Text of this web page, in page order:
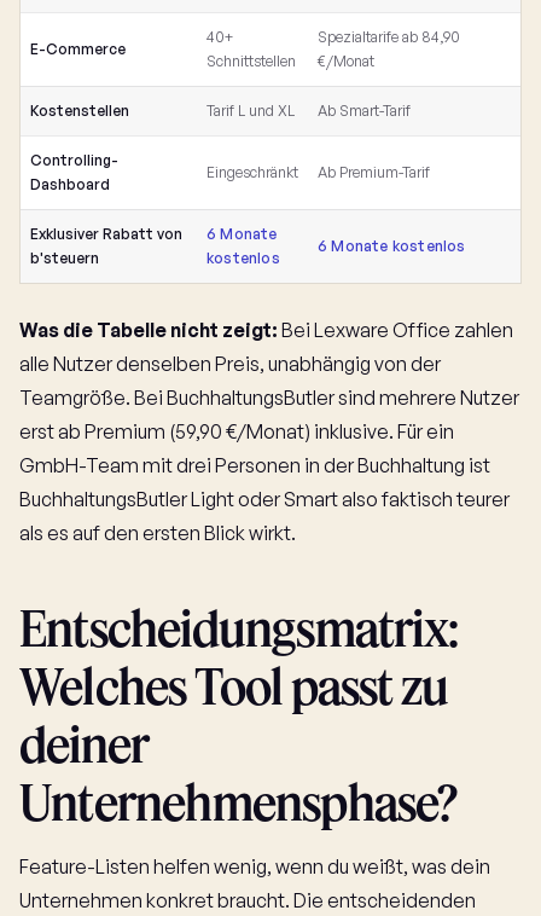
E-Commerce
40+
Schnittstellen
Spezialtarife ab 84,90
€/Monat
Kostenstellen Tarif L und XL Ab Smart-Tarif
Controlling-
Dashboard
Eingeschränkt Ab Premium-Tarif
Exklusiver Rabatt von
b'steuern
6 Monate
kostenlos
6 Monate kostenlos
Was die Tabelle nicht zeigt: Bei Lexware Office zahlen
alle Nutzer denselben Preis, unabhängig von der
Teamgröße. Bei BuchhaltungsButler sind mehrere Nutzer
erst ab Premium (59,90 €/Monat) inklusive. Für ein
GmbH-Team mit drei Personen in der Buchhaltung ist
BuchhaltungsButler Light oder Smart also faktisch teurer
als es auf den ersten Blick wirkt.
Entscheidungsmatrix:
Welches Tool passt zu
deiner
Unternehmensphase?
Feature-Listen helfen wenig, wenn du weißt, was dein
Unternehmen konkret braucht. Die entscheidenden